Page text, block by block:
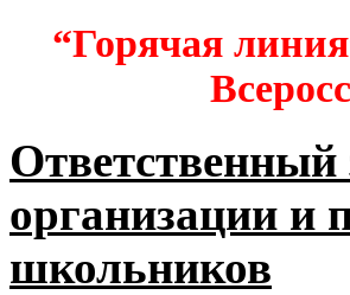
“Горячая
Ответственный
организации и
школьников​